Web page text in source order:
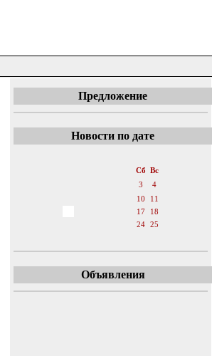
Предложение
Новости по дате
Сб Вс
3
4
10
11
17
18
24 25
Объявления